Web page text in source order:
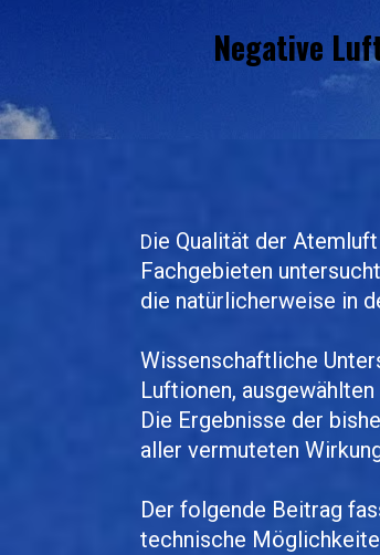
Negative
Die Qualität der
Fachgebieten
die natürlicherweise in
Wissenschaftliche
Luftionen,
Die Ergebnisse der
aller vermuteten
Der folgende Beitrag
technische